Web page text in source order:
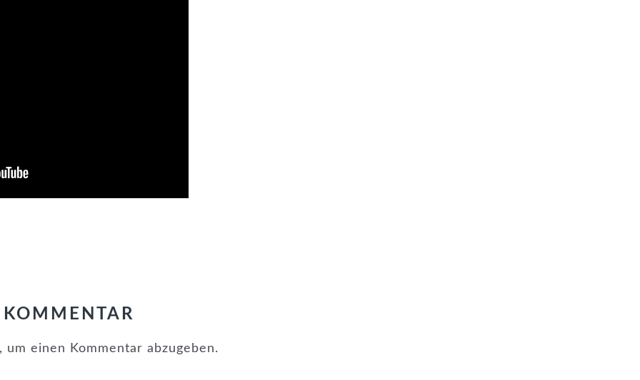
um einen Kommentar abzugeben.